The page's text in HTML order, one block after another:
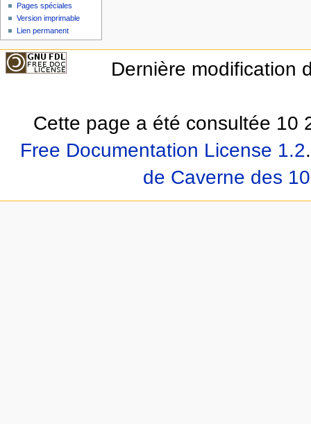
Pages spéciales
Version imprimable
Lien permanent
Dernière modification
Cette page a été consultée 10
Free Documentation License 1.2.
de Caverne des